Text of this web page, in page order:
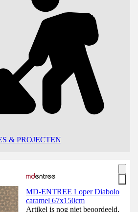
& PROJECTEN
MD-ENTREE Loper Diabolo
caramel 67x150cm
Artikel is nog niet beoordeeld.